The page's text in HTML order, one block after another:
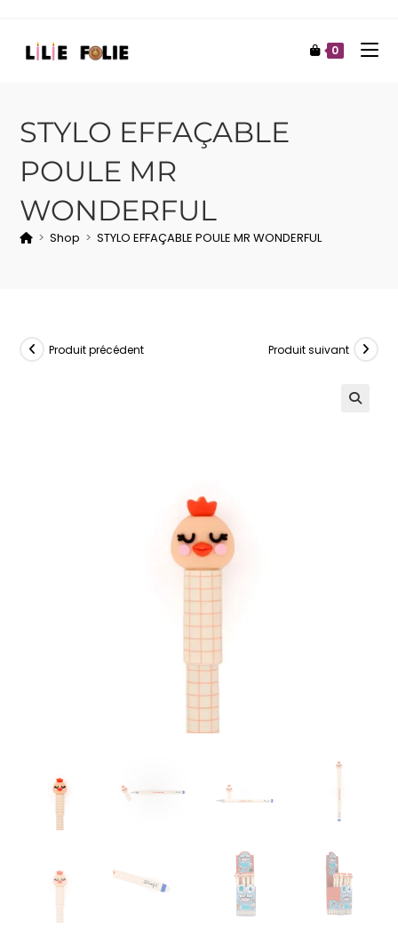
0
STYLO EFFAÇABLE
POULE MR
WONDERFUL
> Shop > STYLO EFFAÇABLE POULE MR WONDERFUL
Produit précédent Produit suivant